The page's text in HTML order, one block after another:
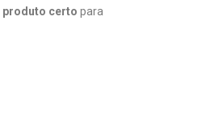
produto certo para